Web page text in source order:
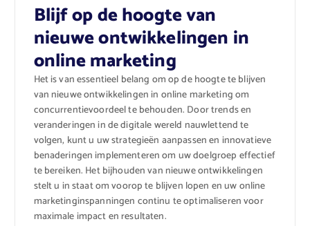
Blijf op de hoogte van
nieuwe ontwikkelingen in
online marketing
Het is van essentieel belang om op de hoogte te blijven
van nieuwe ontwikkelingen in online marketing om
concurrentievoordeel te behouden. Door trends en
veranderingen in de digitale wereld nauwlettend te
volgen, kunt u uw strategieën aanpassen en innovatieve
benaderingen implementeren om uw doelgroep effectief
te bereiken. Het bijhouden van nieuwe ontwikkelingen
stelt u in staat om voorop te blijven lopen en uw online
marketinginspanningen continu te optimaliseren voor
maximale impact en resultaten.